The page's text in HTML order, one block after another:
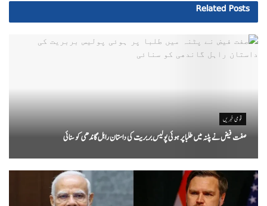
Related Posts
قومی خبریں
صفت فیض نے پٹنہ میں طلبا پر ہوئی پولیس بربریت کی داستان راہل گاندھی کو سنائی